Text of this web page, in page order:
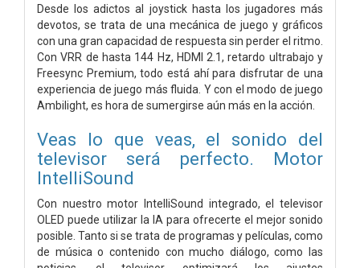
Desde los adictos al joystick hasta los jugadores más
devotos, se trata de una mecánica de juego y gráficos
con una gran capacidad de respuesta sin perder el ritmo.
Con VRR de hasta 144 Hz, HDMI 2.1, retardo ultrabajo y
Freesync Premium, todo está ahí para disfrutar de una
experiencia de juego más fluida. Y con el modo de juego
Ambilight, es hora de sumergirse aún más en la acción.
Veas lo que veas, el sonido del
televisor será perfecto. Motor
IntelliSound
Con nuestro motor IntelliSound integrado, el televisor
OLED puede utilizar la IA para ofrecerte el mejor sonido
posible. Tanto si se trata de programas y películas, como
de música o contenido con mucho diálogo, como las